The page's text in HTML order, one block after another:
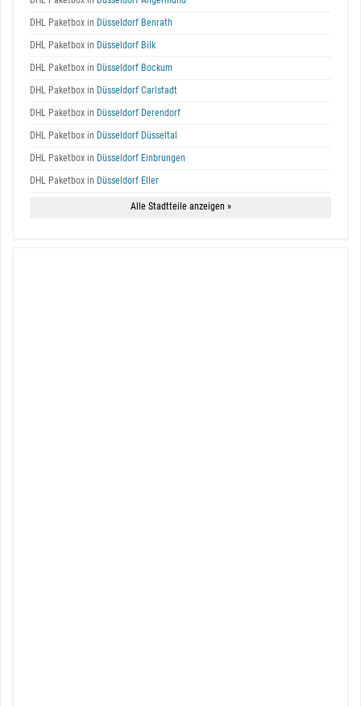
DHL Paketbox in Düsseldorf Benrath
DHL Paketbox in Düsseldorf Bilk
DHL Paketbox in Düsseldorf Bockum
DHL Paketbox in Düsseldorf Carlstadt
DHL Paketbox in Düsseldorf Derendorf
DHL Paketbox in Düsseldorf Düsseltal
DHL Paketbox in Düsseldorf Einbrungen
DHL Paketbox in Düsseldorf Eller
Alle Stadtteile anzeigen »